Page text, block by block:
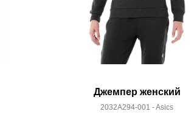
Джемпер женский
2032A294-001 - Asics